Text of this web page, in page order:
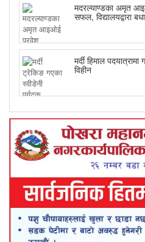
मदरल्याण्डका अमृत
सफल, विद्यालयद्वारा
मर्दी हिमाल
विहीन